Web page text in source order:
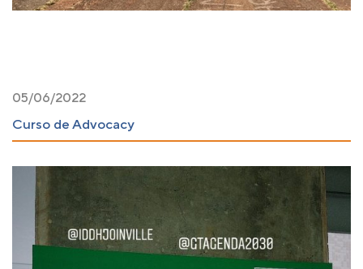
05/06/2022
Curso de Advocacy